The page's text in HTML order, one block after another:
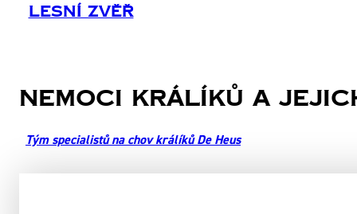
Lesní Zvěř
Nemoci králíků a
Tým specialistů na chov králíků De Heus